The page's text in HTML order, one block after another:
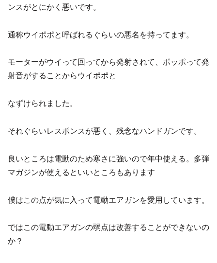
ンスがとにかく悪いです。
通称ウイポポと呼ばれるぐらいの悪名を持ってます。
モーターがウイって回ってから発射されて、ポッポって発
射音がすることからウイポポと
なずけられました。
それぐらいレスポンスが悪く、残念なハンドガンです。
良いところは電動のため寒さに強いので年中使える。多弾
マガジンが使えるといいところもあります
僕はこの点が気に入って電動エアガンを愛用しています。
ではこの電動エアガンの弱点は改善することができないの
か？